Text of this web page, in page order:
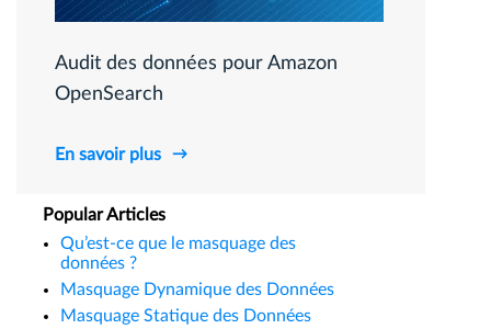
Audit des données pour Amazon
OpenSearch
En savoir plus
Popular Articles
Qu’est-ce que le masquage des
données ?
Masquage Dynamique des Données
Masquage Statique des Données